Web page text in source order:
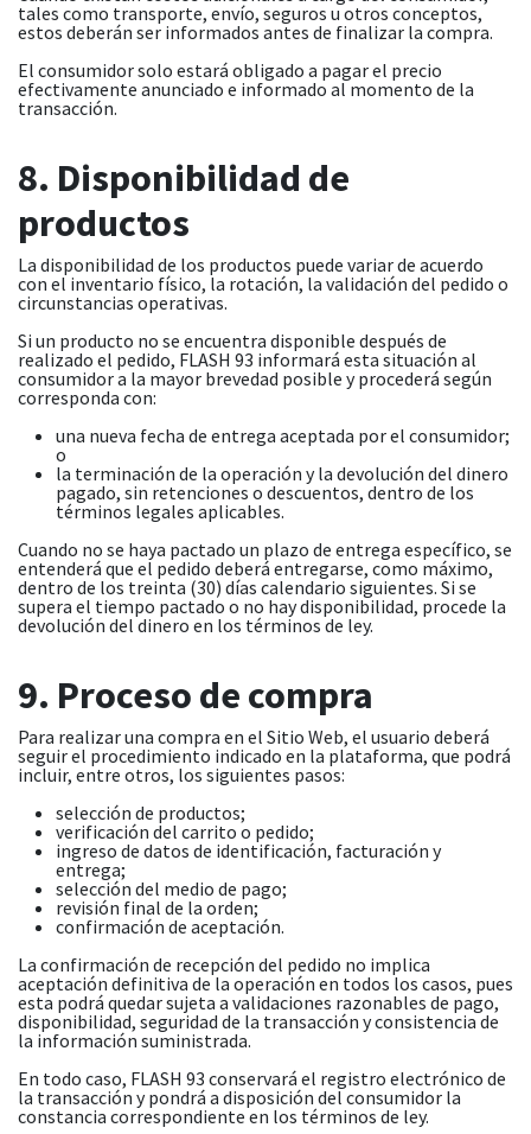
tales como transporte, envío, seguros u otros conceptos,
estos deberán ser informados antes de finalizar la compra.
El consumidor solo estará obligado a pagar el precio
efectivamente anunciado e informado al momento de la
transacción.
8. Disponibilidad de
productos
La disponibilidad de los productos puede variar de acuerdo
con el inventario físico, la rotación, la validación del pedido o
circunstancias operativas.
Si un producto no se encuentra disponible después de
realizado el pedido, FLASH 93 informará esta situación al
consumidor a la mayor brevedad posible y procederá según
corresponda con:
una nueva fecha de entrega aceptada por el consumidor;
o
la terminación de la operación y la devolución del dinero
pagado, sin retenciones o descuentos, dentro de los
términos legales aplicables.
Cuando no se haya pactado un plazo de entrega específico, se
entenderá que el pedido deberá entregarse, como máximo,
dentro de los treinta (30) días calendario siguientes. Si se
supera el tiempo pactado o no hay disponibilidad, procede la
devolución del dinero en los términos de ley.
9. Proceso de compra
Para realizar una compra en el Sitio Web, el usuario deberá
seguir el procedimiento indicado en la plataforma, que podrá
incluir, entre otros, los siguientes pasos:
selección de productos;
verificación del carrito o pedido;
ingreso de datos de identificación, facturación y
entrega;
selección del medio de pago;
revisión final de la orden;
confirmación de aceptación.
La confirmación de recepción del pedido no implica
aceptación definitiva de la operación en todos los casos, pues
esta podrá quedar sujeta a validaciones razonables de pago,
disponibilidad, seguridad de la transacción y consistencia de
la información suministrada.
En todo caso, FLASH 93 conservará el registro electrónico de
la transacción y pondrá a disposición del consumidor la
constancia correspondiente en los términos de ley.